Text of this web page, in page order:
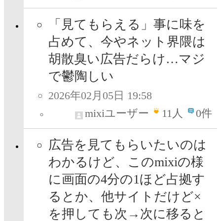
「見てもらえる」事に味を
占めて、今やネット界隈は
胡散臭い広告だらけ…マジ
で鬱陶しい
2026年02月05日 19:58
mixiユーザー
11人 0件
広告を見てもらいたいのは
わかるけど、このmixiの様
に画面の4分の1ほど占拠す
るとか、他サイトだけど×
を押しても次→次に移ると